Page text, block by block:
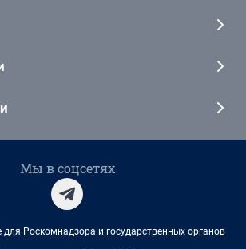
Мы в соцсетях
Роскомнадзора и государственных органов